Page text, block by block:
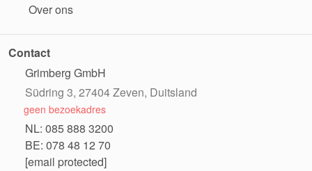
Over ons
Contact
Grimberg GmbH
Südring 3, 27404 Zeven, Duitsland
geen bezoekadres
NL: 085 888 3200
BE: 078 48 12 70
[email protected]